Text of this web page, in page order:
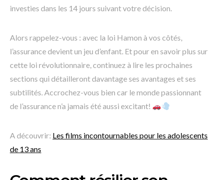
investies dans les 14 jours suivant votre décision.
Alors rappelez-vous : avec la loi Hamon à vos côtés,
l’assurance devient un jeu d’enfant. Et pour en savoir plus sur
cette loi révolutionnaire, continuez à lire les prochaines
sections qui détailleront davantage ses avantages et ses
subtilités. Accrochez-vous bien car le monde passionnant
de l’assurance n’a jamais été aussi excitant!
A découvrir: Les films incontournables pour les adolescents
de 13 ans